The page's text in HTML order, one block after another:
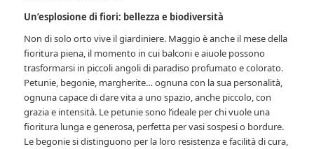
Un’esplosione di fiori: bellezza e biodiversità
Non di solo orto vive il giardiniere. Maggio è anche il mese della
fioritura piena, il momento in cui balconi e aiuole possono
trasformarsi in piccoli angoli di paradiso profumato e colorato.
Petunie, begonie, margherite… ognuna con la sua personalità,
ognuna capace di dare vita a uno spazio, anche piccolo, con
grazia e intensità. Le petunie sono l’ideale per chi vuole una
fioritura lunga e generosa, perfetta per vasi sospesi o bordure.
Le begonie si distinguono per la loro resistenza e facilità di cura,